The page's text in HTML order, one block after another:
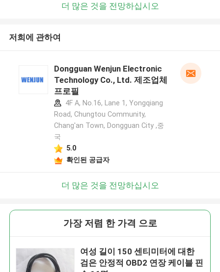
더 많은 것을 전망하십시오
저희에 관하여
Dongguan Wenjun Electronic
Technology Co., Ltd. 제조업체
프로필
4F A, No.16, Lane 1, Yongqiang
Road, Chungtou Community,
Chang'an Town, Dongguan City ,중
국
5.0
확인된 공급자
더 많은 것을 전망하십시오
가장 저렴 한 가격 으로
여성 길이 150 센티미터에 대한
검은 안정적 OBD2 연장 케이블 핀